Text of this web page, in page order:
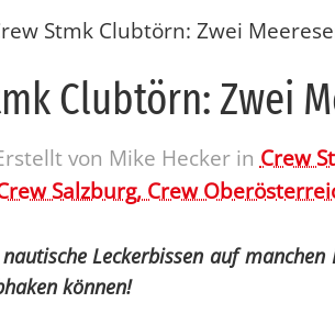
Stmk Clubtörn: Zwei
Club­törn: Zwei
von Mike Hecker in Crew
Salzburg, Crew
Leckerbissen auf
können!